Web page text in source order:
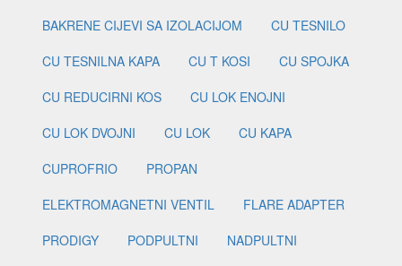
BAKRENE CIJEVI SA IZOLACIJOM
CU TESNILO
CU TESNILNA KAPA
CU T KOSI
CU SPOJKA
CU REDUCIRNI KOS
CU LOK ENOJNI
CU LOK DVOJNI
CU LOK
CU KAPA
CUPROFRIO
PROPAN
ELEKTROMAGNETNI VENTIL
FLARE ADAPTER
PRODIGY
PODPULTNI
NADPULTNI